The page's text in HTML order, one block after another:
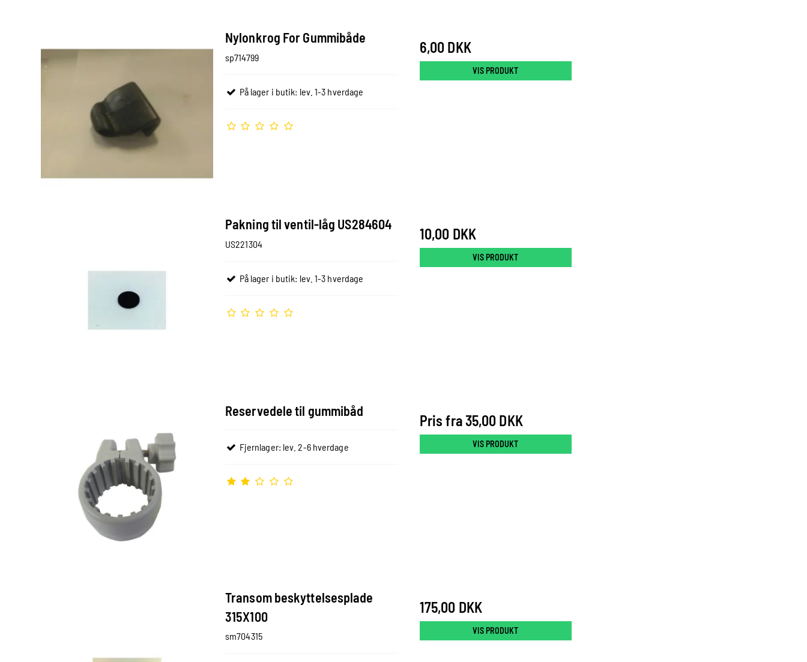
Nylonkrog For Gummibåde
sp714799
På lager i butik: lev. 1-3 hverdage
6,00 DKK
VIS PRODUKT
Pakning til ventil-låg US284604
US221304
På lager i butik: lev. 1-3 hverdage
10,00 DKK
VIS PRODUKT
Reservedele til gummibåd
Fjernlager: lev. 2-6 hverdage
Pris fra35,00 DKK
VIS PRODUKT
Transom beskyttelsesplade
315X100
sm704315
175,00 DKK
VIS PRODUKT